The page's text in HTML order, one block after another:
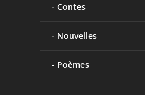
Contes
Nouvelles
Poèmes